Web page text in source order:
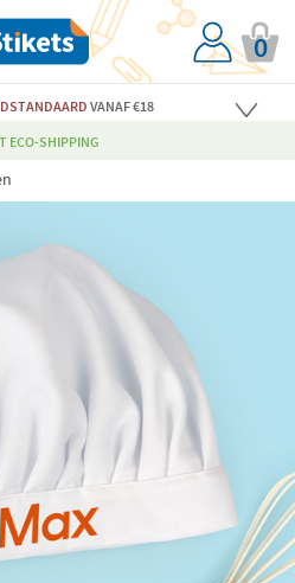
0
VANAF €18
ECO-SHIPPING